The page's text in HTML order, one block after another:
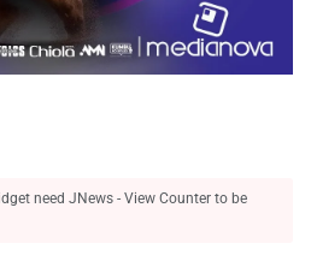
need JNews - View Counter to be